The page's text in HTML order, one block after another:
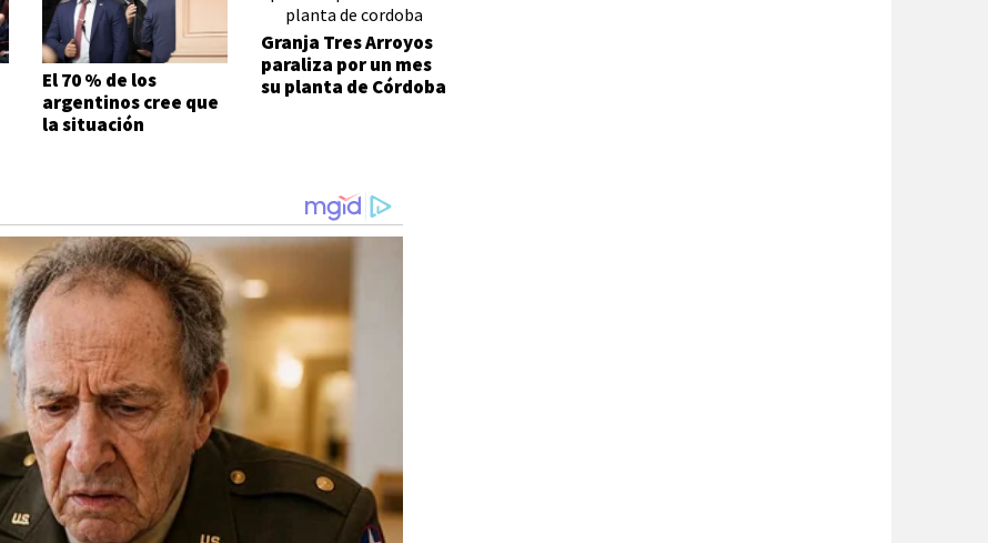
El 70 % de los
argentinos cree que
la situación
Granja Tres Arroyos
paraliza por un mes
su planta de Córdoba